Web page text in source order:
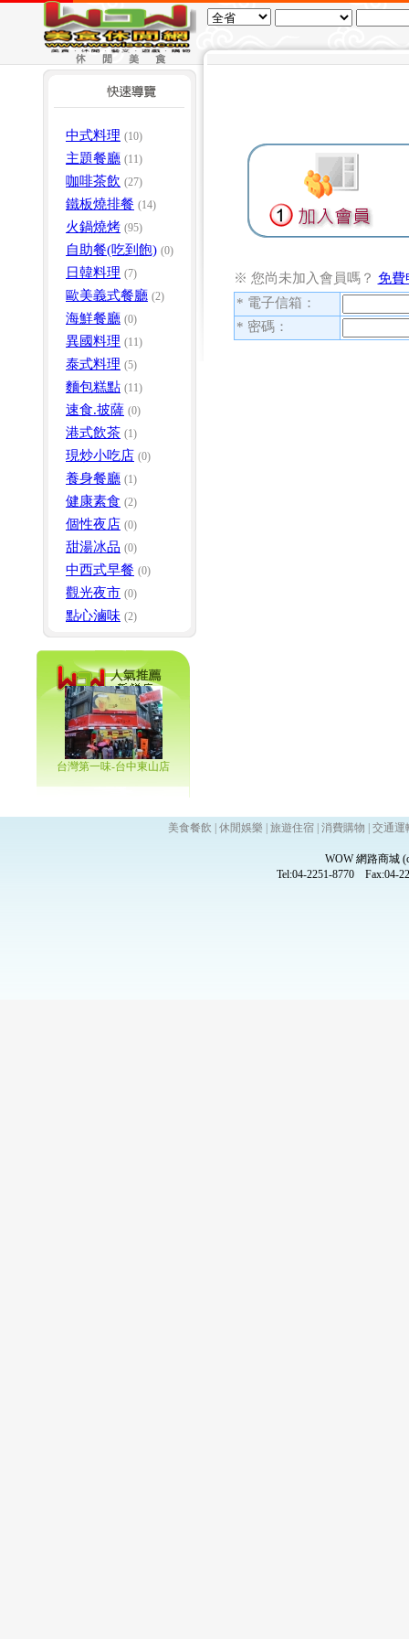
中式料理 (10)
主題餐廳 (11)
咖啡茶飲 (27)
鐵板燒排餐 (14)
火鍋燒烤 (95)
自助餐(吃到飽) (0)
日韓料理 (7)
歐美義式餐廳 (2)
海鮮餐廳 (0)
異國料理 (11)
泰式料理 (5)
麵包糕點 (11)
速食.披薩 (0)
港式飲茶 (1)
現炒小吃店 (0)
養身餐廳 (1)
健康素食 (2)
個性夜店 (0)
甜湯冰品 (0)
中西式早餐 (0)
觀光夜市 (0)
點心滷味 (2)
台灣第一味-台中東山店
※ 您尚未加入會員嗎？ 免費
* 電子信箱：
* 密碼：
美食餐飲 休閒娛樂 旅遊住宿 消費購物 交通運
WOW 網路商城
Tel:04-2251-8770 Fax:04-